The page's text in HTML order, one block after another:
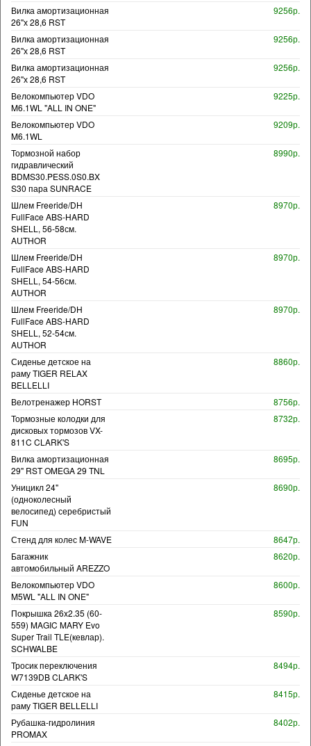
Вилка амортизационная
26"х 28,6 RST
9256р.
Вилка амортизационная
26"х 28,6 RST
9256р.
Вилка амортизационная
26"х 28,6 RST
9256р.
Велокомпьютер VDO
M6.1WL "ALL IN ONE"
9225р.
Велокомпьютер VDO
M6.1WL
9209р.
Тормозной набор
гидравлический
BDMS30.PESS.0S0.BX
S30 пара SUNRACE
8990р.
Шлем Freeride/DH
FullFace ABS-HARD
SHELL, 56-58см.
AUTHOR
8970р.
Шлем Freeride/DH
FullFace ABS-HARD
SHELL, 54-56см.
AUTHOR
8970р.
Шлем Freeride/DH
FullFace ABS-HARD
SHELL, 52-54см.
AUTHOR
8970р.
Сиденье детское на
раму TIGER RELAX
BELLELLI
8860р.
Велотренажер HORST
8756р.
Тормозные колодки для
дисковых тормозов VX-
811C CLARK'S
8732р.
Вилка амортизационная
29" RST OMEGA 29 TNL
8695р.
Уницикл 24"
(одноколесный
велосипед) серебристый
FUN
8690р.
Стенд для колес M-WAVE
8647р.
Багажник
автомобильный AREZZO
8620р.
Велокомпьютер VDO
M5WL "ALL IN ONE"
8600р.
Покрышка 26x2.35 (60-
559) MAGIC MARY Evo
Super Trail TLE(кевлар).
SCHWALBE
8590р.
Тросик переключения
W7139DB CLARK'S
8494р.
Сиденье детское на
раму TIGER BELLELLI
8415р.
Рубашка-гидролиния
PROMAX
8402р.